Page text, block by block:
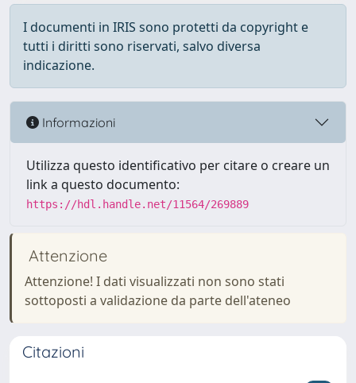
I documenti in IRIS sono protetti da copyright e
tutti i diritti sono riservati, salvo diversa
indicazione.
Informazioni
Utilizza questo identificativo per citare o creare un
link a questo documento:
https://hdl.handle.net/11564/269889
Attenzione
Attenzione! I dati visualizzati non sono stati
sottoposti a validazione da parte dell'ateneo
Citazioni